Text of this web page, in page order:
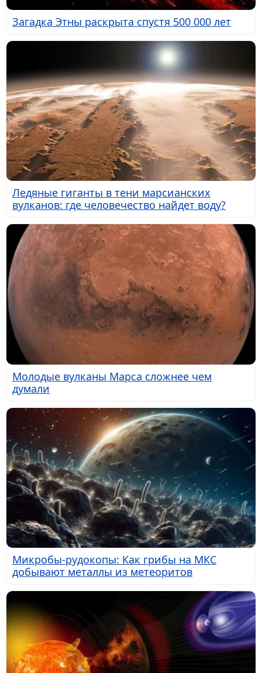
Загадка Этны раскрыта спустя 500 000 лет
Ледяные гиганты в тени марсианских
вулканов: где человечество найдет воду?
Молодые вулканы Марса сложнее чем
думали
Микробы-рудокопы: Как грибы на МКС
добывают металлы из метеоритов